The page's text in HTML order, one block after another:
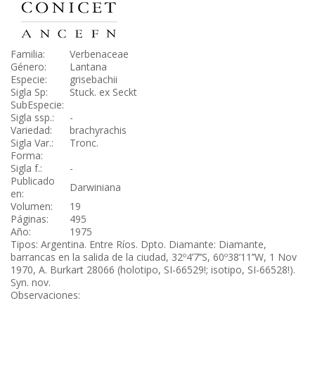
Familia:
Verbenaceae
Género:
Lantana
Especie:
grisebachii
Sigla Sp:
Stuck. ex Seckt
SubEspecie:
Sigla ssp.:
-
Variedad:
brachyrachis
Sigla Var.:
Tronc.
Forma:
Sigla f.:
-
Publicado
en:
Darwiniana
Volumen:
19
Páginas:
495
Año:
1975
Tipos: Argentina. Entre Ríos. Dpto. Diamante: Diamante,
barrancas en la salida de la ciudad, 32º4’7’’S, 60º38’11’’W, 1 Nov
1970, A. Burkart 28066 (holotipo, SI-66529!; isotipo, SI-66528!).
Syn. nov.
Observaciones: